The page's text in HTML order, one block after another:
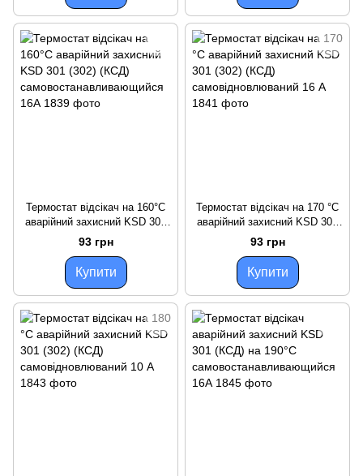
Термостат відсікач на 160°С
аварійний захисний KSD 301
(302) (КСД)
самовостанавливающийся
93 грн
Купити
Термостат відсікач на 170 °C
аварійний захисний KSD 301
(302) (КСД)
самовідновлюваний 16 А
93 грн
Купити